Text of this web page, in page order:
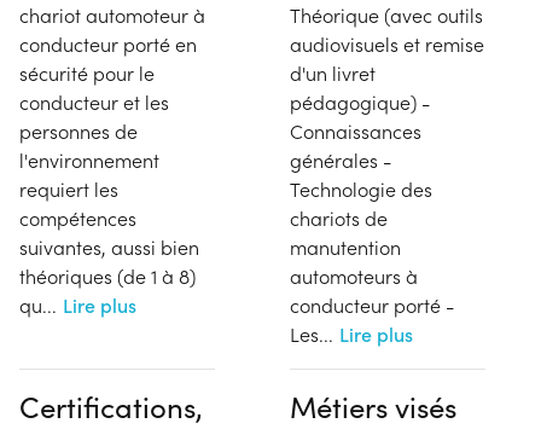
chariot automoteur à
conducteur porté en
sécurité pour le
conducteur et les
personnes de
l'environnement
requiert les
compétences
suivantes, aussi bien
théoriques (de 1 à 8)
qu... Lire plus
Théorique (avec outils
audiovisuels et remise
d'un livret
pédagogique) -
Connaissances
générales -
Technologie des
chariots de
manutention
automoteurs à
conducteur porté -
Les... Lire plus
Certifications,
Métiers visés